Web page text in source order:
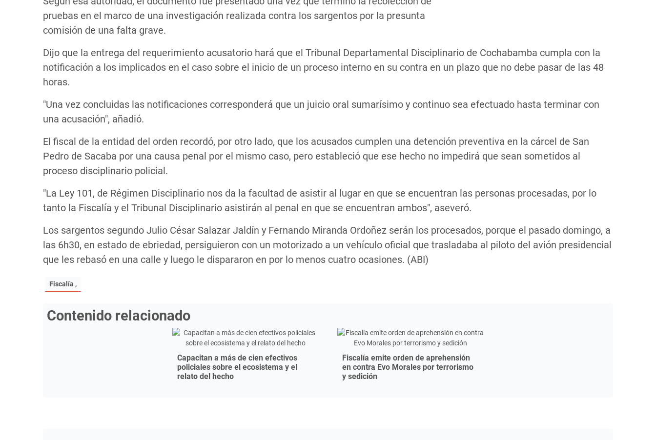
pruebas en el marco de una investigación realizada contra los sargentos por la presunta
comisión de una falta grave.
Dijo que la entrega del requerimiento acusatorio hará que el Tribunal Departamental Disciplinario de Cochabamba cumpla con la
notificación a los implicados en el caso sobre el inicio de un proceso interno en su contra en un plazo que no debe pasar de las 48
horas.
"Una vez concluidas las notificaciones corresponderá que un juicio oral sumarísimo y continuo sea efectuado hasta terminar con
una acusación", añadió.
El fiscal de la entidad del orden recordó, por otro lado, que los acusados cumplen una detención preventiva en la cárcel de San
Pedro de Sacaba por una causa penal por el mismo caso, pero estableció que ese hecho no impedirá que sean sometidos al
proceso disciplinario policial.
"La Ley 101, de Régimen Disciplinario nos da la facultad de asistir al lugar en que se encuentran las personas procesadas, por lo
tanto la Fiscalía y el Tribunal Disciplinario asistirán al penal en que se encuentran ambos", aseveró.
Los sargentos segundo Julio César Salazar Jaldín y Fernando Miranda Ordoñez serán los procesados, porque el pasado domingo, a
las 6h30, en estado de ebriedad, persiguieron con un motorizado a un vehículo oficial que trasladaba al piloto del avión presidencial
que les rebasó en una calle y luego le dispararon en por lo menos cuatro ocasiones. (ABI)
Fiscalía ,
Contenido relacionado
Capacitan a más de cien efectivos
policiales sobre el ecosistema y el
relato del hecho
Fiscalía emite orden de aprehensión
en contra Evo Morales por terrorismo
y sedición